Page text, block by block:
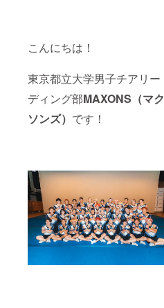
こんにちは！
東京都立大学男子チアリー
ディング部MAXONS（マク
ソンズ） です！